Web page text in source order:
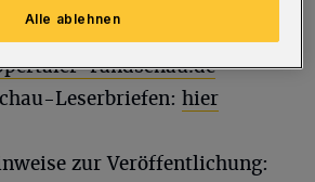
rundschau.de
Leserbriefen: hier
zur Veröffentlichung:
Alle ablehnen